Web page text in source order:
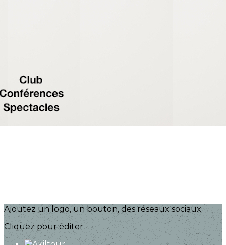
Images de la page d'accueil
Cliquez pour éditer
Ajoutez un logo, un bouton, des réseaux sociaux
Cliquez pour éditer